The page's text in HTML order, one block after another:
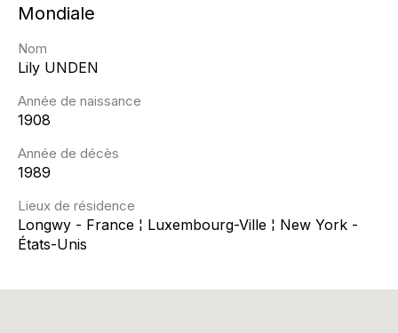
Mondiale
Nom
Lily UNDEN
Année de naissance
1908
Année de décès
1989
Lieux de résidence
Longwy - France ¦ Luxembourg-Ville ¦ New York -
États-Unis